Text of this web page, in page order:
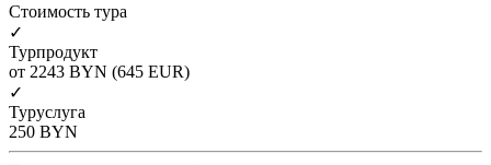
Cтоимость тура
✓
Турпродукт
от 2243 BYN (645 EUR)
✓
Туруслуга
250 BYN